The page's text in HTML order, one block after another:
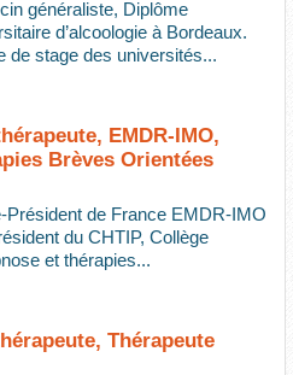
généraliste, Diplôme
d’alcoologie à Bordeaux.
de stage des universités...
EMDR-IMO,
Brèves Orientées
Président de France EMDR-IMO
du CHTIP, Collège
et thérapies...
Thérapeute